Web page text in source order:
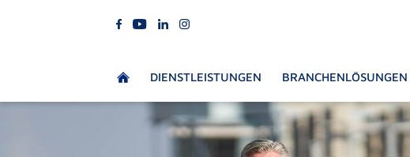
DIENSTLEISTUNGEN BRANCHENLÖSUNGEN